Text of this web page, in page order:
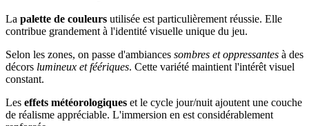
La palette de couleurs utilisée est particulièrement réussie. Elle
contribue grandement à l'identité visuelle unique du jeu.
Selon les zones, on passe d'ambiances sombres et oppressantes à des
décors lumineux et féériques. Cette variété maintient l'intérêt visuel
constant.
Les effets météorologiques et le cycle jour/nuit ajoutent une couche
de réalisme appréciable. L'immersion en est considérablement